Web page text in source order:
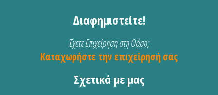
Διαφημιστείτε!
Έχετε Επιχείρηση στη Θάσο;
Καταχωρήστε την επιχείρησή σας
Σχετικά με μας